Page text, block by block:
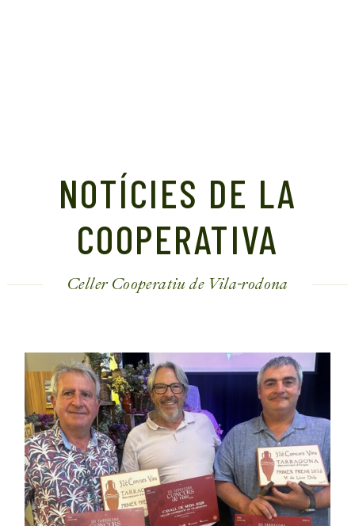
NOTÍCIES DE LA
COOPERATIVA
Celler Cooperatiu de Vila-rodona